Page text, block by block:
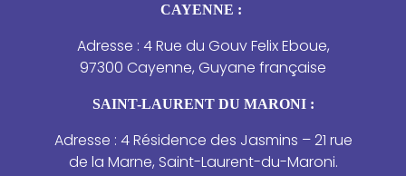
CAYENNE :
Adresse : 4 Rue du Gouv Felix Eboue,
97300 Cayenne, Guyane française
SAINT-LAURENT DU MARONI :
Adresse : 4 Résidence des Jasmins – 21 rue
de la Marne, Saint-Laurent-du-Maroni.